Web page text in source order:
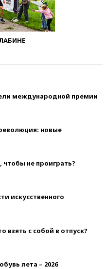
международной премии
новые
не проиграть?
искусственного
с собой в отпуск?
лета – 2026